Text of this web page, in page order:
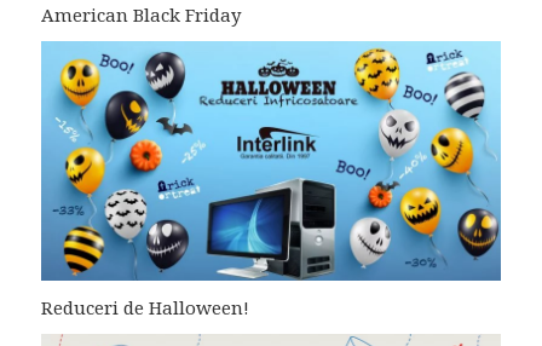
American Black Friday
Reduceri de Halloween!